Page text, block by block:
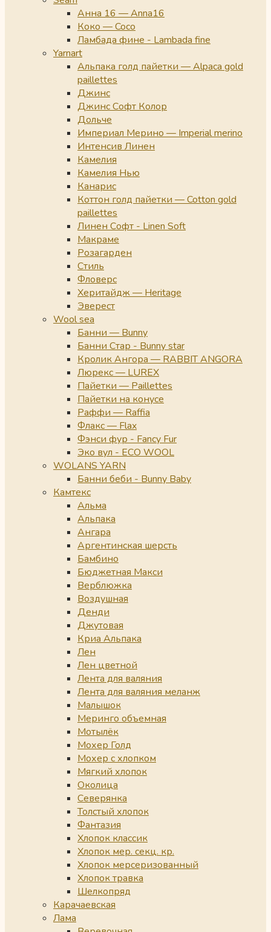
Анна 16 — Anna16
Коко — Coco
Ламбада фине - Lambada fine
Yarnart
Альпака голд пайетки — Alpaca gold
paillettes
Джинс
Джинс Софт Колор
Дольче
Империал Мерино — Imperial merino
Интенсив Линен
Камелия
Камелия Нью
Канарис
Коттон голд пайетки — Cotton gold
paillettes
Линен Софт - Linen Soft
Макраме
Розагарден
Стиль
Фловерс
Херитайдж — Heritage
Эверест
Wool sea
Банни — Bunny
Банни Стар - Bunny star
Кролик Ангора — RABBIT ANGORA
Люрекс — LUREX
Пайетки — Paillettes
Пайетки на конусе
Раффи — Raffia
Флакс — Flax
Фэнси фур - Fancy Fur
Эко вул - ECO WOOL
WOLANS YARN
Банни беби - Bunny Baby
Камтекс
Альма
Альпака
Ангара
Аргентинская шерсть
Бамбино
Бюджетная Макси
Верблюжка
Воздушная
Денди
Джутовая
Криа Альпака
Лен
Лен цветной
Лента для валяния
Лента для валяния меланж
Малышок
Меринго объемная
Мотылёк
Мохер Голд
Мохер с хлопком
Мягкий хлопок
Околица
Северянка
Толстый хлопок
Фантазия
Хлопок классик
Хлопок мер. секц. кр.
Хлопок мерсеризованный
Хлопок травка
Шелкопряд
Карачаевская
Лама